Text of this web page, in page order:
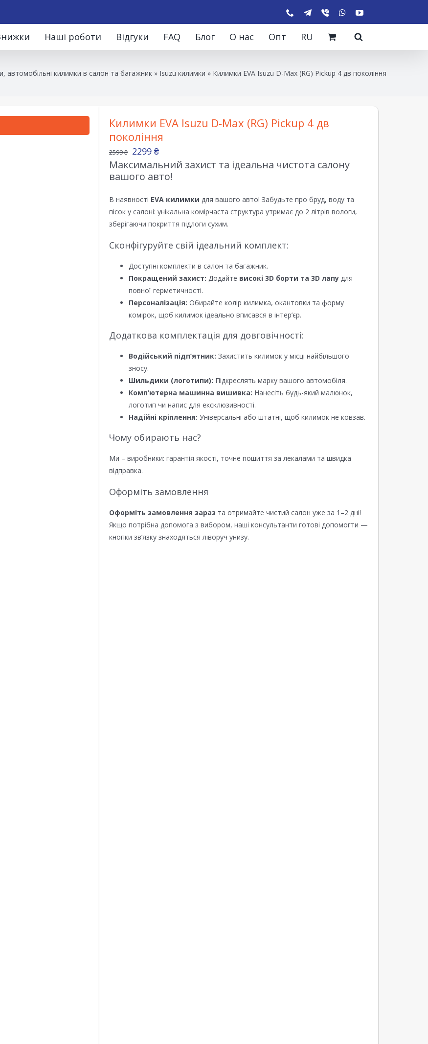
Наші роботи Відгуки FAQ Блог О нас Опт RU
автомобільні килимки в салон та багажник» Isuzu килимки » Килимки EVA Isuzu D-Max (RG) Pickup 4 дв покоління
Килимки EVA Isuzu D-Max (RG) Pickup 4 дв
покоління
2599₴ 2299 ₴
Максимальний захист та ідеальна чистота салону
вашого авто!
В наявності EVA килимки для вашого авто! Забудьте про бруд, воду та
пісок у салоні: унікальна комірчаста структура утримає до 2 літрів вологи,
зберігаючи покриття підлоги сухим.
Сконфігуруйте свій ідеальний комплект:
Доступні комплекти в салон та багажник.
Покращений захист: Додайте високі 3D борти та 3D лапу для
повної герметичності.
Персоналізація: Обирайте колір килимка, окантовки та форму
комірок, щоб килимок ідеально вписався в інтер’єр.
Додаткова комплектація для довговічності:
Водійський підп’ятник: Захистить килимок у місці найбільшого
зносу.
Шильдики (логотипи): Підкреслять марку вашого автомобіля.
Комп’ютерна машинна вишивка: Нанесіть будь-який малюнок,
логотип чи напис для ексклюзивності.
Надійні кріплення: Універсальні або штатні, щоб килимок не ковзав.
Чому обирають нас?
Ми – виробники: гарантія якості, точне пошиття за лекалами та швидка
відправка.
Оформіть замовлення
Оформіть замовлення зараз та отримайте чистий салон уже за 1–2 дні!
Якщо потрібна допомога з вибором, наші консультанти готові допомогти —
кнопки зв’язку знаходяться ліворуч унизу.